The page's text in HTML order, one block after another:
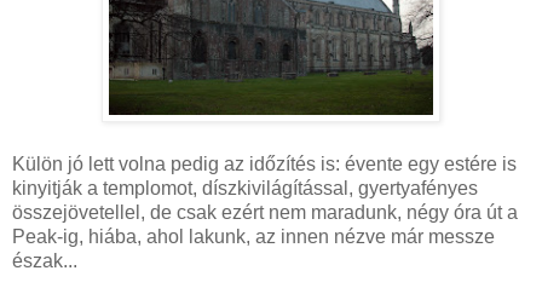
Külön jó lett volna pedig az időzítés is: évente egy estére is
kinyitják a templomot, díszkivilágítással, gyertyafényes
összejövetellel, de csak ezért nem maradunk, négy óra út a
Peak-ig, hiába, ahol lakunk, az innen nézve már messze
észak...